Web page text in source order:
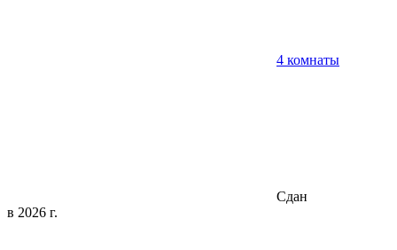
4 комнаты
Сдан
в 2026 г.